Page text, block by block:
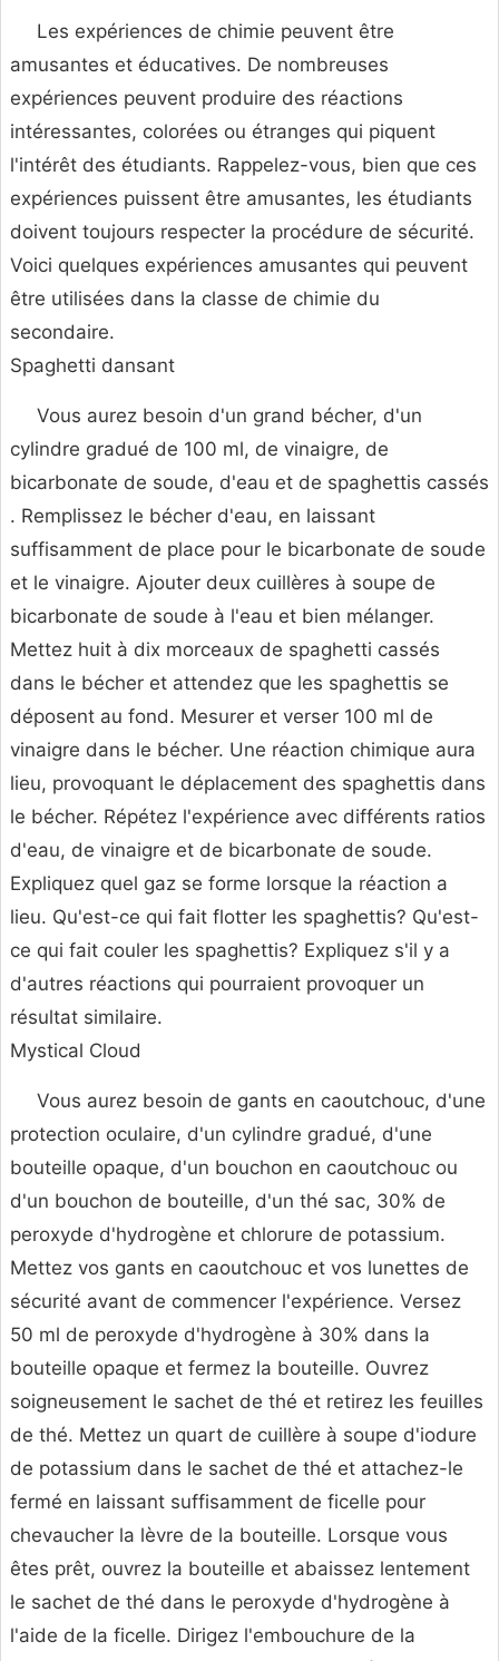
Les expériences de chimie peuvent être
amusantes et éducatives. De nombreuses
expériences peuvent produire des réactions
intéressantes, colorées ou étranges qui piquent
l'intérêt des étudiants. Rappelez-vous, bien que ces
expériences puissent être amusantes, les étudiants
doivent toujours respecter la procédure de sécurité.
Voici quelques expériences amusantes qui peuvent
être utilisées dans la classe de chimie du
secondaire.
Spaghetti dansant
Vous aurez besoin d'un grand bécher, d'un
cylindre gradué de 100 ml, de vinaigre, de
bicarbonate de soude, d'eau et de spaghettis cassés
. Remplissez le bécher d'eau, en laissant
suffisamment de place pour le bicarbonate de soude
et le vinaigre. Ajouter deux cuillères à soupe de
bicarbonate de soude à l'eau et bien mélanger.
Mettez huit à dix morceaux de spaghetti cassés
dans le bécher et attendez que les spaghettis se
déposent au fond. Mesurer et verser 100 ml de
vinaigre dans le bécher. Une réaction chimique aura
lieu, provoquant le déplacement des spaghettis dans
le bécher. Répétez l'expérience avec différents ratios
d'eau, de vinaigre et de bicarbonate de soude.
Expliquez quel gaz se forme lorsque la réaction a
lieu. Qu'est-ce qui fait flotter les spaghettis? Qu'est-
ce qui fait couler les spaghettis? Expliquez s'il y a
d'autres réactions qui pourraient provoquer un
résultat similaire.
Mystical Cloud
Vous aurez besoin de gants en caoutchouc, d'une
protection oculaire, d'un cylindre gradué, d'une
bouteille opaque, d'un bouchon en caoutchouc ou
d'un bouchon de bouteille, d'un thé sac, 30% de
peroxyde d'hydrogène et chlorure de potassium.
Mettez vos gants en caoutchouc et vos lunettes de
sécurité avant de commencer l'expérience. Versez
50 ml de peroxyde d'hydrogène à 30% dans la
bouteille opaque et fermez la bouteille. Ouvrez
soigneusement le sachet de thé et retirez les feuilles
de thé. Mettez un quart de cuillère à soupe d'iodure
de potassium dans le sachet de thé et attachez-le
fermé en laissant suffisamment de ficelle pour
chevaucher la lèvre de la bouteille. Lorsque vous
êtes prêt, ouvrez la bouteille et abaissez lentement
le sachet de thé dans le peroxyde d'hydrogène à
l'aide de la ficelle. Dirigez l'embouchure de la